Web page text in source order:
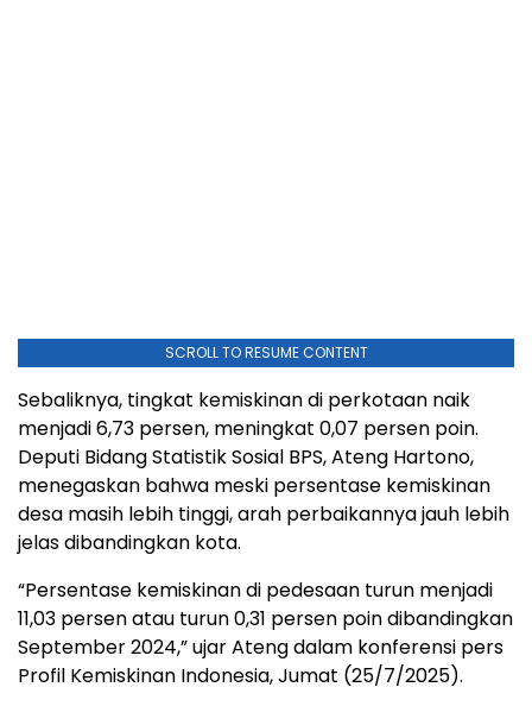
SCROLL TO RESUME CONTENT
Sebaliknya, tingkat kemiskinan di perkotaan naik
menjadi 6,73 persen, meningkat 0,07 persen poin.
Deputi Bidang Statistik Sosial BPS, Ateng Hartono,
menegaskan bahwa meski persentase kemiskinan
desa masih lebih tinggi, arah perbaikannya jauh lebih
jelas dibandingkan kota.
“Persentase kemiskinan di pedesaan turun menjadi
11,03 persen atau turun 0,31 persen poin dibandingkan
September 2024,” ujar Ateng dalam konferensi pers
Profil Kemiskinan Indonesia, Jumat (25/7/2025).